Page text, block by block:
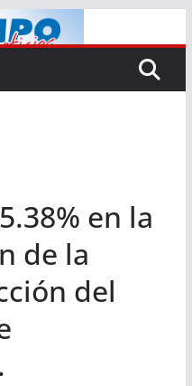
en la
de la
del